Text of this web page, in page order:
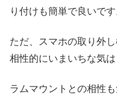
り付けも簡単で良いです
ただ、スマホの取り外
相性的にいまいちな気は
ラムマウントとの相性